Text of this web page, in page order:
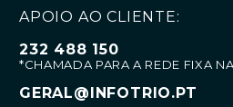
APOIO AO CLIENTE:
232 488 150
*CHAMADA PARA A REDE FIXA
GERAL@INFOTRIO.PT